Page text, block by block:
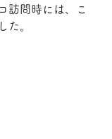
訪問時には、こ
た。